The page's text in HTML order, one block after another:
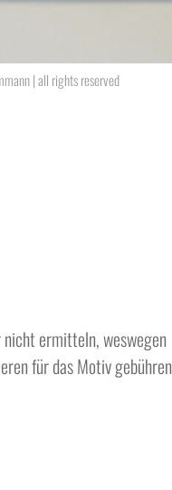
| all rights reserved
nicht ermitteln, weswegen
für das Motiv gebühren